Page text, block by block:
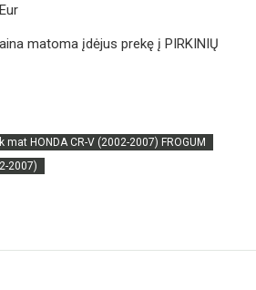
matoma įdėjus prekę į PIRKINIŲ
mat HONDA CR-V (2002-2007) FROGUM
2007)